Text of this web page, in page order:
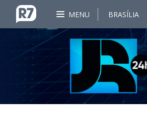
MENU BRASÍLIA